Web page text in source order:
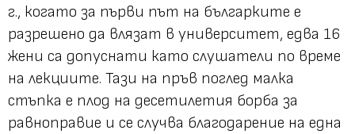
г., когато за първи път на българките е
разрешено да влязат в университет, едва 16
жени са допуснати като слушатели по време
на лекциите. Тази на пръв поглед малка
стъпка е плод на десетилетия борба за
равноправие и се случва благодарение на една